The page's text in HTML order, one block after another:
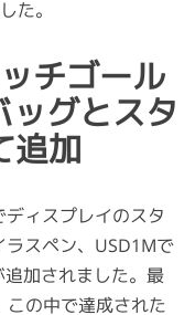
た。
チゴール
ッグとスタ
追加
ディスプレイのスタ
ラスペン、USD1Mで
追加されました。最
の中で達成された